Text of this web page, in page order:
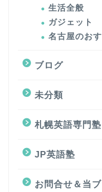
生活全般
ガジェット
名古屋のお
ブログ
未分類
札幌英語専門塾
JP英語塾
お問合せ＆当